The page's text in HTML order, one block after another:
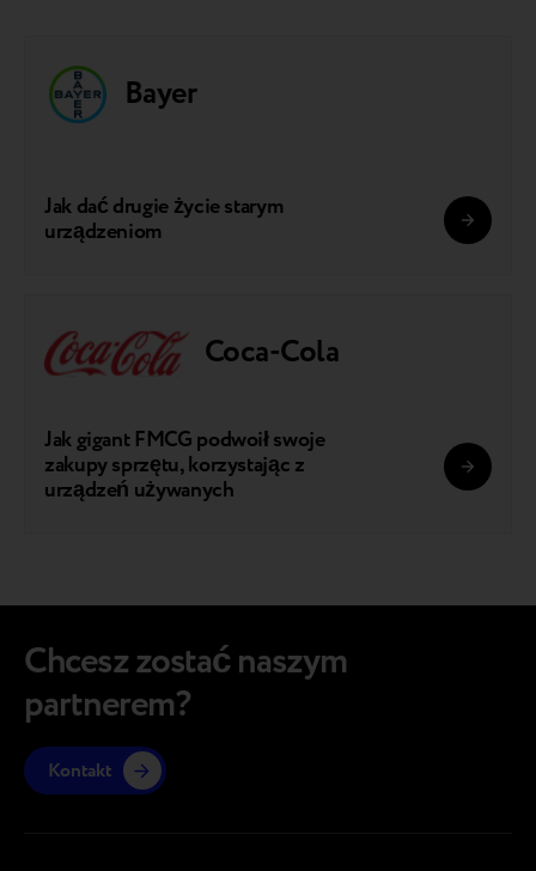
Bayer
Jak dać drugie życie starym
urządzeniom
Coca-Cola
Jak gigant FMCG podwoił swoje
zakupy sprzętu, korzystając z
urządzeń używanych
Chcesz zostać naszym
partnerem?
Kontakt